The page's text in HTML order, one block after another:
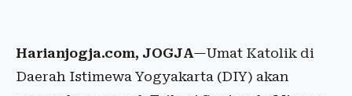
Harianjogja.com, JOGJA—Umat Katolik di
Daerah Istimewa Yogyakarta (DIY) akan